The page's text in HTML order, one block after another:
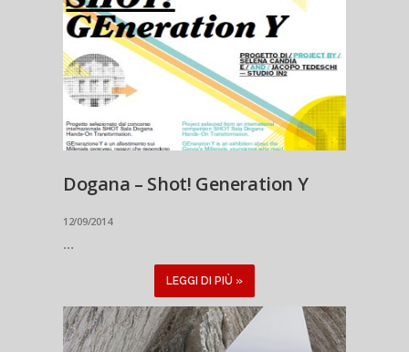
Dogana – Shot! Generation Y
12/09/2014
...
LEGGI DI PIÙ »